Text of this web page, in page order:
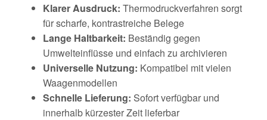
Klarer Ausdruck: Thermodruckverfahren sorgt
für scharfe, kontrastreiche Belege
Lange Haltbarkeit: Beständig gegen
Umwelteinflüsse und einfach zu archivieren
Universelle Nutzung: Kompatibel mit vielen
Waagenmodellen
Schnelle Lieferung: Sofort verfügbar und
innerhalb kürzester Zeit lieferbar